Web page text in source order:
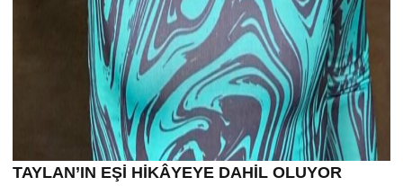
TAYLAN’IN EŞİ HİKÂYEYE DAHİL OLUYOR